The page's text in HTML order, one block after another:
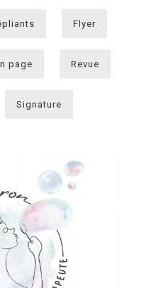
Flyer
page Revue
Signature